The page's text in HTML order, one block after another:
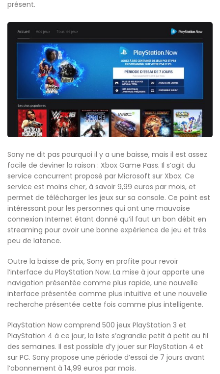
présent.
Sony ne dit pas pourquoi il y a une baisse, mais il est assez
facile de deviner la raison : Xbox Game Pass. Il s’agit du
service concurrent proposé par Microsoft sur Xbox. Ce
service est moins cher, à savoir 9,99 euros par mois, et
permet de télécharger les jeux sur sa console. Ce point est
intéressant pour les personnes qui ont une mauvaise
connexion Internet étant donné qu’il faut un bon débit en
streaming pour avoir une bonne expérience de jeu et très
peu de latence.
Outre la baisse de prix, Sony en profite pour revoir
l’interface du PlayStation Now. La mise à jour apporte une
navigation présentée comme plus rapide, une nouvelle
interface présentée comme plus intuitive et une nouvelle
recherche présentée cette fois comme plus intelligente.
PlayStation Now comprend 500 jeux PlayStation 3 et
PlayStation 4 à ce jour, la liste s’agrandie petit à petit au fil
des semaines. Il est possible d’y jouer sur PlayStation 4 et
sur PC. Sony propose une période d’essai de 7 jours avant
l’abonnement à 14,99 euros par mois.